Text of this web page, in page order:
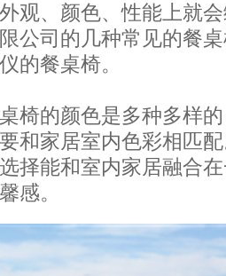
观、颜色、性能上就
公司的几种常见的餐
的餐桌椅。
椅的颜色是多种多样
和家居室内色彩相匹
择能和室内家居融合
感。